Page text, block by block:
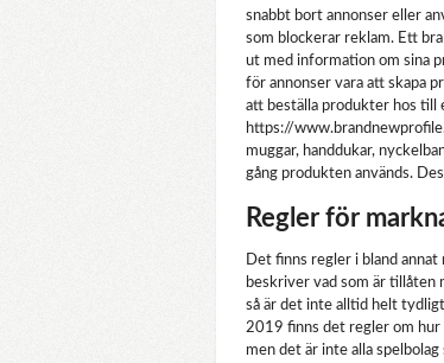
snabbt bort annonser eller
som blockerar reklam. Ett
ut med information om sina
för annonser vara att skapa
att beställa produkter hos till
https://
muggar, handdukar,
gång produkten används.
Regler för
Det finns regler i bland
beskriver vad som är tillåten
så är det inte alltid helt
2019 finns det regler om hur
men det är inte alla